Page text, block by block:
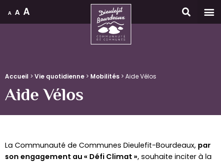
A A A
Accueil > Vie quotidienne > Mobilités > Aide Vélos
Aide Vélos
La Communauté de Communes Dieulefit-Bourdeaux, par
son engagement au « Défi Climat », souhaite inciter à la